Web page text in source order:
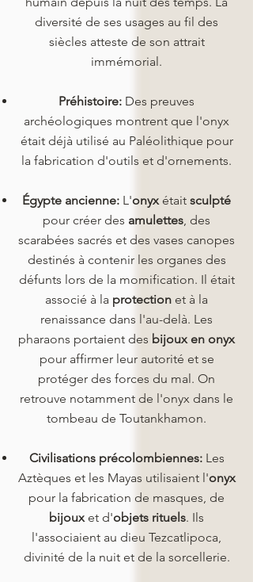
diversité de ses usages au fil des
siècles atteste de son attrait
immémorial.
Préhistoire: Des preuves
archéologiques montrent que l'onyx
était déjà utilisé au Paléolithique pour
la fabrication d'outils et d'ornements.
Égypte ancienne: L'onyx était sculpté
pour créer des amulettes , des
scarabées sacrés et des vases canopes
destinés à contenir les organes des
défunts lors de la momification. Il était
associé à la protection et à la
renaissance dans l'au-delà. Les
pharaons portaient des bijoux en onyx
pour affirmer leur autorité et se
protéger des forces du mal. On
retrouve notamment de l'onyx dans le
tombeau de Toutankhamon.
Civilisations précolombiennes:Les
Aztèques et les Mayas utilisaient l'onyx
pour la fabrication de masques, de
bijoux et d'objets rituels. Ils
l'associaient au dieu Tezcatlipoca,
divinité de la nuit et de la sorcellerie.